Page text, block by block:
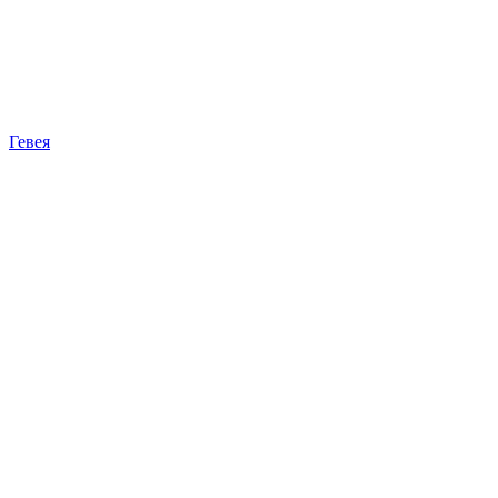
Гевея